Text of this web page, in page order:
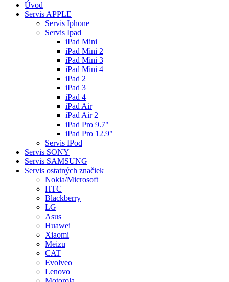
Úvod
Servis APPLE
Servis Iphone
Servis Ipad
iPad Mini
iPad Mini 2
iPad Mini 3
iPad Mini 4
iPad 2
iPad 3
iPad 4
iPad Air
iPad Air 2
iPad Pro 9.7"
iPad Pro 12.9"
Servis IPod
Servis SONY
Servis SAMSUNG
Servis ostatných značiek
Nokia/Microsoft
HTC
Blackberry
LG
Asus
Huawei
Xiaomi
Meizu
CAT
Evolveo
Lenovo